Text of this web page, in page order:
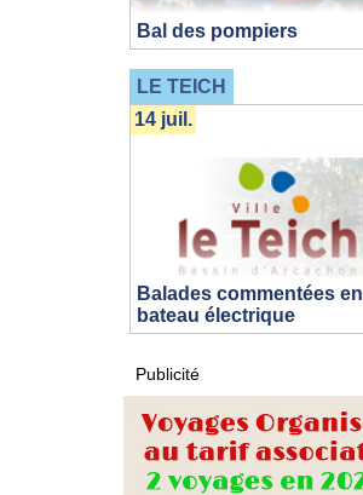
Bal des pompiers
LE TEICH
Balades commentées en
bateau électrique
14 juil.
Publicité